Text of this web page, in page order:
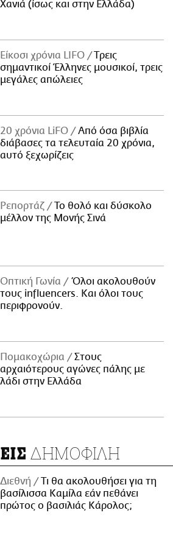
Χανιά (ίσως και στην Ελλάδα)
Είκοσι χρόνια LIFO
Tρεις
σημαντικοί Έλληνες μουσικοί, τρεις
μεγάλες απώλειες
20 χρόνια LiFO
Από όσα βιβλία
διάβασες τα τελευταία 20 χρόνια,
αυτό ξεχωρίζεις
Ρεπορτάζ
Το θολό και δύσκολο
μέλλον της Μονής Σινά
Οπτική Γωνία
Όλοι ακολουθούν
τους influencers. Και όλοι τους
περιφρονούν.
Πομακοχώρια
Στους
αρχαιότερους αγώνες πάλης με
λάδι στην Ελλάδα
ΔΗΜΟΦΙΛΗ
Διεθνή
Τι θα ακολουθήσει για τη
βασίλισσα Καμίλα εάν πεθάνει
πρώτος ο βασιλιάς Κάρολος;